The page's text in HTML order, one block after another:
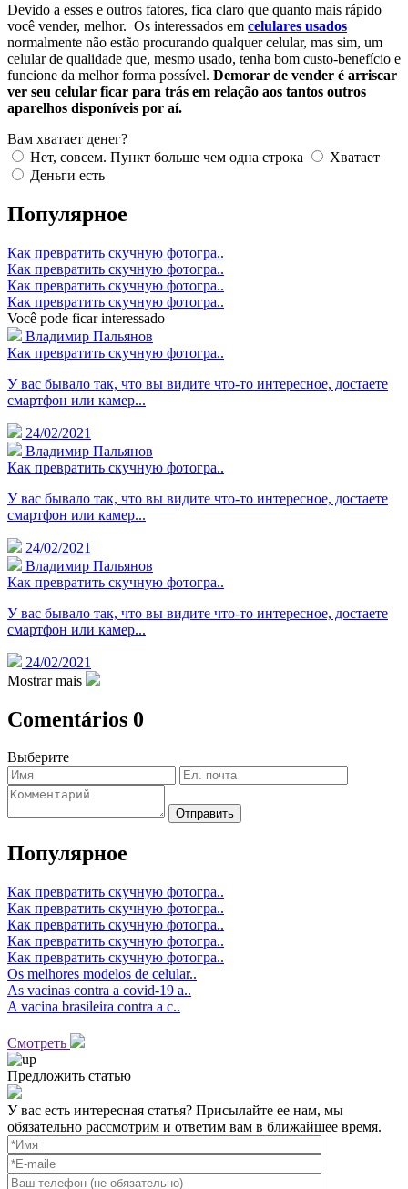
Devido a esses e outros fatores, fica claro que quanto mais rápido
você vender, melhor. Os interessados em celulares usados
normalmente não estão procurando qualquer celular, mas sim, um
celular de qualidade que, mesmo usado, tenha bom custo-benefício e
funcione da melhor forma possível. Demorar de vender é arriscar
ver seu celular ficar para trás em relação aos tantos outros
aparelhos disponíveis por aí.
Вам хватает денег?
Нет, совсем. Пункт больше чем одна строка
Хватает
Деньги есть
Популярное
Как превратить скучную фотогра..
Как превратить скучную фотогра..
Как превратить скучную фотогра..
Как превратить скучную фотогра..
Você pode ficar interessado
Владимир Пальянов
Как превратить скучную фотогра..
У вас бывало так, что вы видите что-то интересное, достаете
смартфон или камер...
24/02/2021
Владимир Пальянов
Как превратить скучную фотогра..
У вас бывало так, что вы видите что-то интересное, достаете
смартфон или камер...
24/02/2021
Владимир Пальянов
Как превратить скучную фотогра..
У вас бывало так, что вы видите что-то интересное, достаете
смартфон или камер...
24/02/2021
Mostrar mais
Comentários 0
Выберите
Отправить
Популярное
Как превратить скучную фотогра..
Как превратить скучную фотогра..
Как превратить скучную фотогра..
Как превратить скучную фотогра..
Как превратить скучную фотогра..
Os melhores modelos de celular..
As vacinas contra a covid-19 a..
A vacina brasileira contra a c..
Смотреть
Предложить статью
У вас есть интересная статья? Присылайте ее нам, мы
обязательно рассмотрим и ответим вам в ближайшее время.